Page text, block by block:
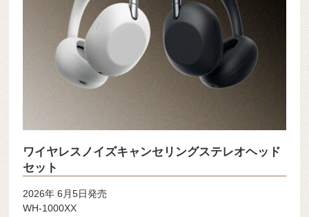
ワイヤレスノイズキャンセリングステレオヘッド
セット
2026年 6月5日発売
WH-1000XX